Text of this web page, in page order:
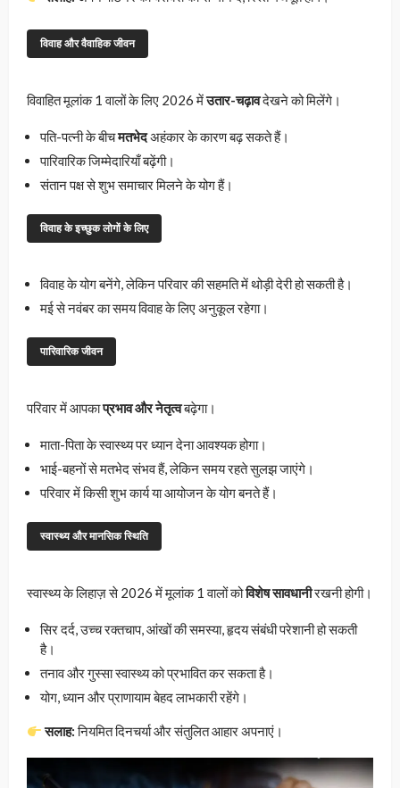
विवाह और वैवाहिक जीवन
विवाहित मूलांक 1 वालों के लिए 2026 मेंउतार-चढ़ावदेखने को मिलेंगे।
पति-पत्नी के बीचमतभेदअहंकार के कारण बढ़ सकते हैं।
पारिवारिक जिम्मेदारियाँ बढ़ेंगी।
संतान पक्ष से शुभ समाचार मिलने के योग हैं।
विवाह के इच्छुक लोगों के लिए
विवाह के योग बनेंगे, लेकिन परिवार की सहमति में थोड़ी देरी हो सकती है।
मई से नवंबर का समय विवाह के लिए अनुकूल रहेगा।
पारिवारिक जीवन
परिवार में आपकाप्रभाव और नेतृत्वबढ़ेगा।
माता-पिता के स्वास्थ्य पर ध्यान देना आवश्यक होगा।
भाई-बहनों से मतभेद संभव हैं, लेकिन समय रहते सुलझ जाएंगे।
परिवार में किसी शुभ कार्य या आयोजन के योग बनते हैं।
स्वास्थ्य और मानसिक स्थिति
स्वास्थ्य के लिहाज़ से 2026 में मूलांक 1 वालों कोविशेष सावधानीरखनी होगी।
सिर दर्द, उच्च रक्तचाप, आंखों की समस्या, हृदय संबंधी परेशानी हो सकती
है।
तनाव और गुस्सा स्वास्थ्य को प्रभावित कर सकता है।
योग, ध्यान और प्राणायाम बेहद लाभकारी रहेंगे।
सलाह:नियमित दिनचर्या और संतुलित आहार अपनाएं।